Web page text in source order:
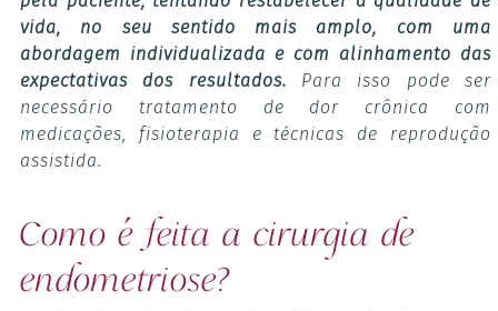
vida, no seu sentido mais amplo, com uma
abordagem individualizada e com alinhamento das
expectativas dos resultados. Para isso pode ser
necessário tratamento de dor crônica com
medicações, fisioterapia e técnicas de reprodução
assistida.
Como é feita a cirurgia de
endometriose?